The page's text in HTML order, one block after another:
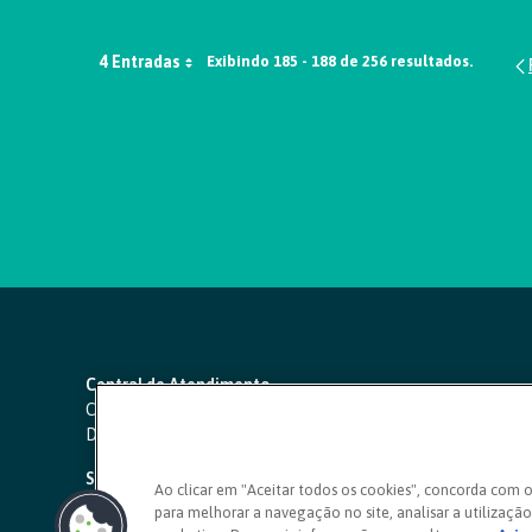
4 Entradas Exibindo 185 - 188 de 256 resultados.
Central de Atendimento
Capitais e regiões metropolitanas:
Demais localidades:
SAC 24 horas
Ouvidoria
Ao clicar em "Aceitar todos os cookies", concorda com
para melhorar a navegação no site, analisar a